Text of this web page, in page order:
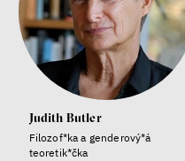
Judith Butler
Filozof*ka a genderový*á
teoretik*čka